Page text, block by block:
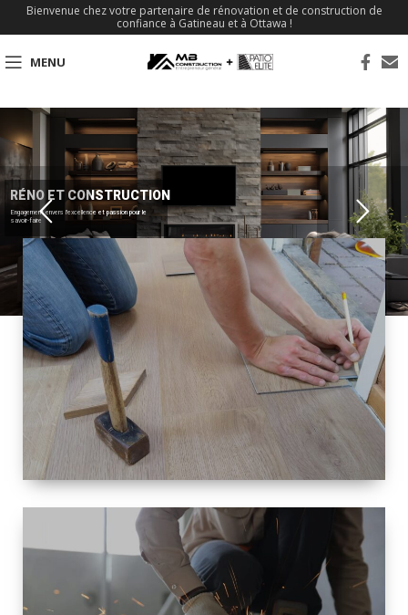
Bienvenue chez votre partenaire de rénovation et de construction de
confiance à Gatineau et à Ottawa !
MENU
Engagement envers l'excellence et passion pour le
savoir-faire
RÉNO ET CONSTRUCTION
TAILLE
PETITE À
GRANDE
RÉNOVATION